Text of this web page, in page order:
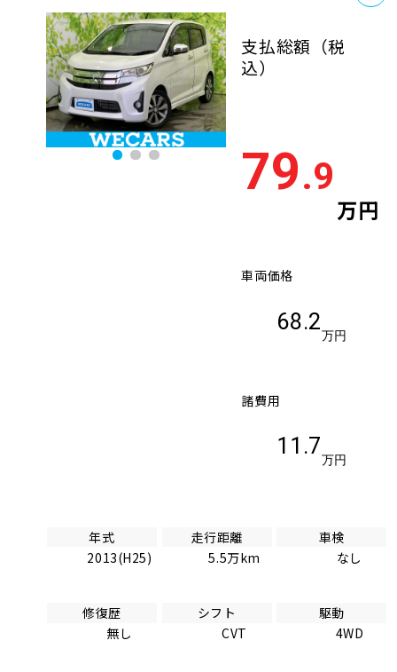
支払総額 （税
込）
79.9
万円
車両価格
68.2
万円
諸費用
11.7
万円
年式
2013(H25)
走行距離
5.5万km
車検
なし
修復歴
無し
シフト
CVT
駆動
4WD